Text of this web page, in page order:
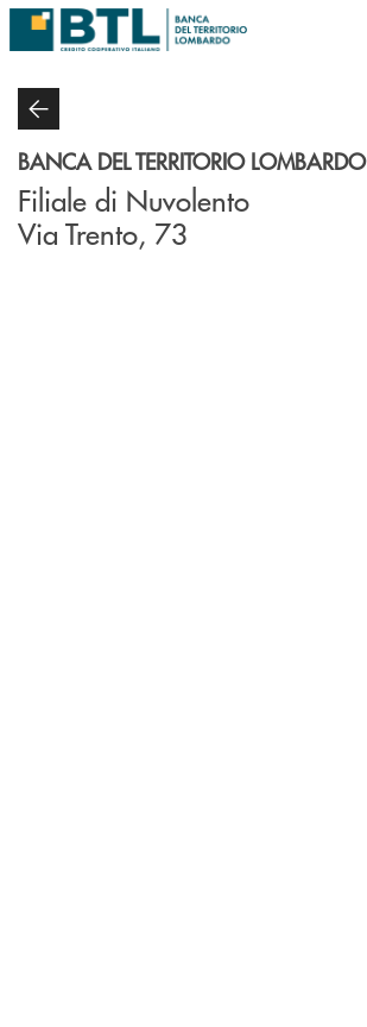
Salta al contenuto principale
BANCA DEL TERRITORIO LOMBARDO
Filiale di Nuvolento
Via Trento, 73